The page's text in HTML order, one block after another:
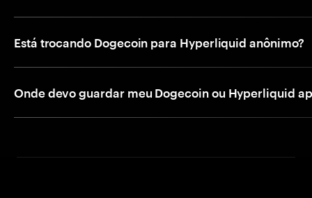
Está trocando Dogecoin para Hyperliquid anônimo?
Onde devo guardar meu Dogecoin ou Hyperliquid